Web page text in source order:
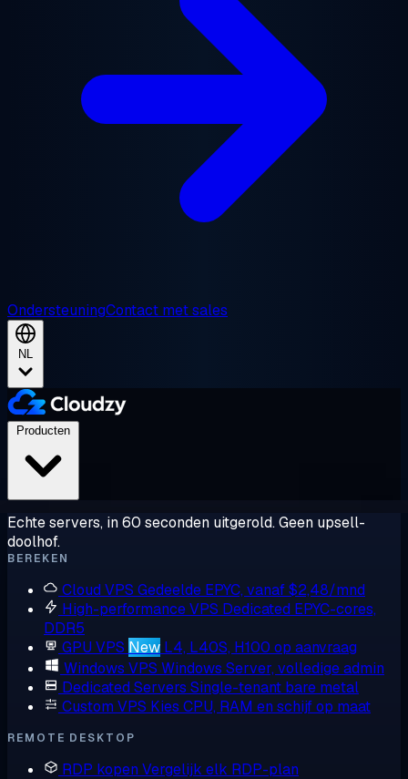
OndersteuningContact met sales
NL
Echte servers, in 60 seconden uitgerold. Geen upsell-
doolhof.
BEREKEN
Cloud VPS Gedeelde EPYC, vanaf $2,48/mnd
High-performance VPS Dedicated EPYC-cores,
DDR5
GPU VPS New L4, L40S, H100 op aanvraag
Windows VPS Windows Server, volledige admin
Dedicated Servers Single-tenant bare metal
Custom VPS Kies CPU, RAM en schijf op maat
REMOTE DESKTOP
RDP kopen Vergelijk elk RDP-plan